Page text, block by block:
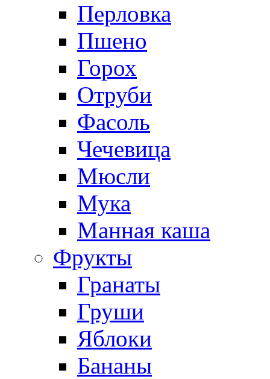
Перловка
Пшено
Горох
Отруби
Фасоль
Чечевица
Мюсли
Мука
Манная каша
Фрукты
Гранаты
Груши
Яблоки
Бананы